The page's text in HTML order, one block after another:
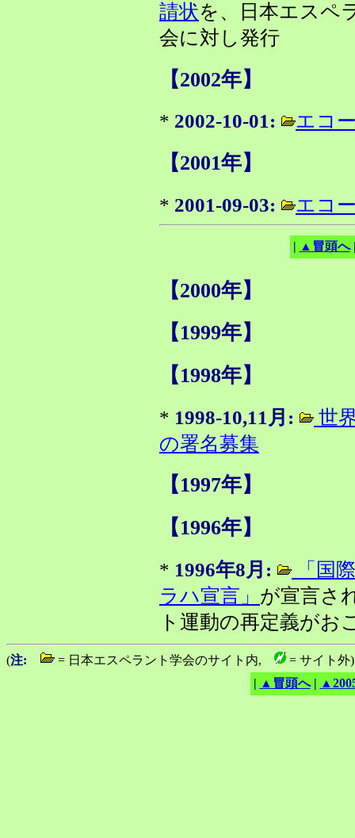
請状を、日本エスペ
会に対し発行
【2002年】
* 2002-10-01: エコ
【2001年】
* 2001-09-03: エコ
| ▲冒頭へ
【2000年】
【1999年】
【1998年】
* 1998-10,11月:
世
の署名募集
【1997年】
【1996年】
* 1996年8月:
「国
ラハ宣言」 が宣言さ
ト運動の再定義がお
(注: = 日本エスペラント学会のサイト内,
= サイト外)
| ▲冒頭へ|